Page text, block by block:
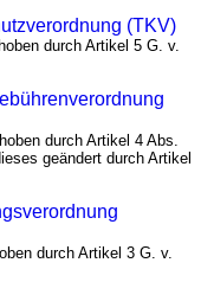
(TKV)
durch Artikel 5 G. v.
durch Artikel 4 Abs.
geändert durch Artikel
durch Artikel 3 G. v.